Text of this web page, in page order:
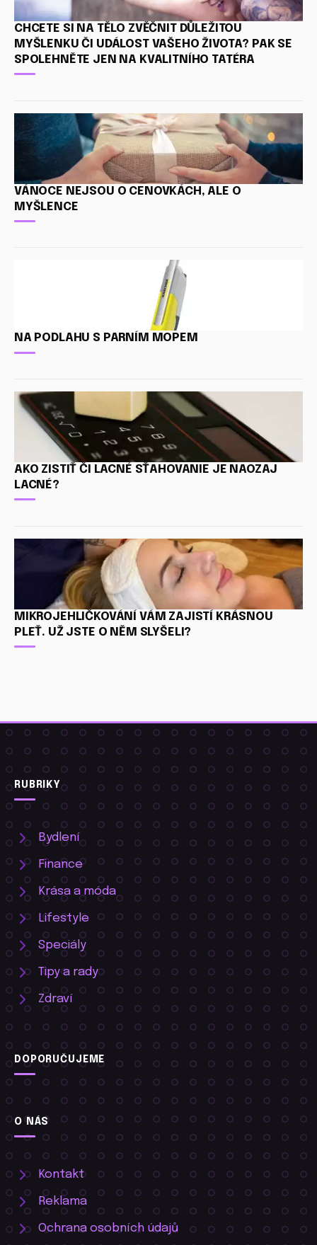
CHCETE SI NA TĚLO ZVĚČNIT DŮLEŽITOU
MYŠLENKU ČI UDÁLOST VAŠEHO ŽIVOTA? PAK SE
SPOLEHNĚTE JEN NA KVALITNÍHO TATÉRA
VÁNOCE NEJSOU O CENOVKÁCH, ALE O
MYŠLENCE
NA PODLAHU S PARNÍM MOPEM
AKO ZISTIŤ ČI LACNÉ SŤAHOVANIE JE NAOZAJ
LACNÉ?
MIKROJEHLIČKOVÁNÍ VÁM ZAJISTÍ KRÁSNOU
PLEŤ. UŽ JSTE O NĚM SLYŠELI?
RUBRIKY
Bydlení
Finance
Krása a móda
Lifestyle
Speciály
Tipy a rady
Zdraví
DOPORUČUJEME
O NÁS
Kontakt
Reklama
Ochrana osobních údajů